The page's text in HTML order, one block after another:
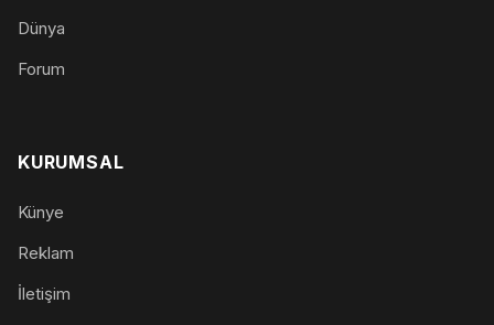
Dünya
Forum
KURUMSAL
Künye
Reklam
İletişim